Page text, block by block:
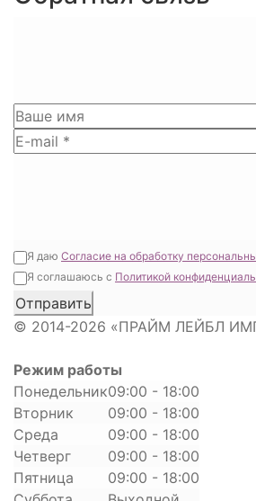
Я даю Согласие на обработку
Я соглашаюсь с Политикой
© 2014-2026 «ПРАЙМ ЛЕЙБЛ
Режим работы
Понедельник09:00 - 18:00
Вторник
09:00 - 18:00
Среда
09:00 - 18:00
Четверг
09:00 - 18:00
Пятница
09:00 - 18:00